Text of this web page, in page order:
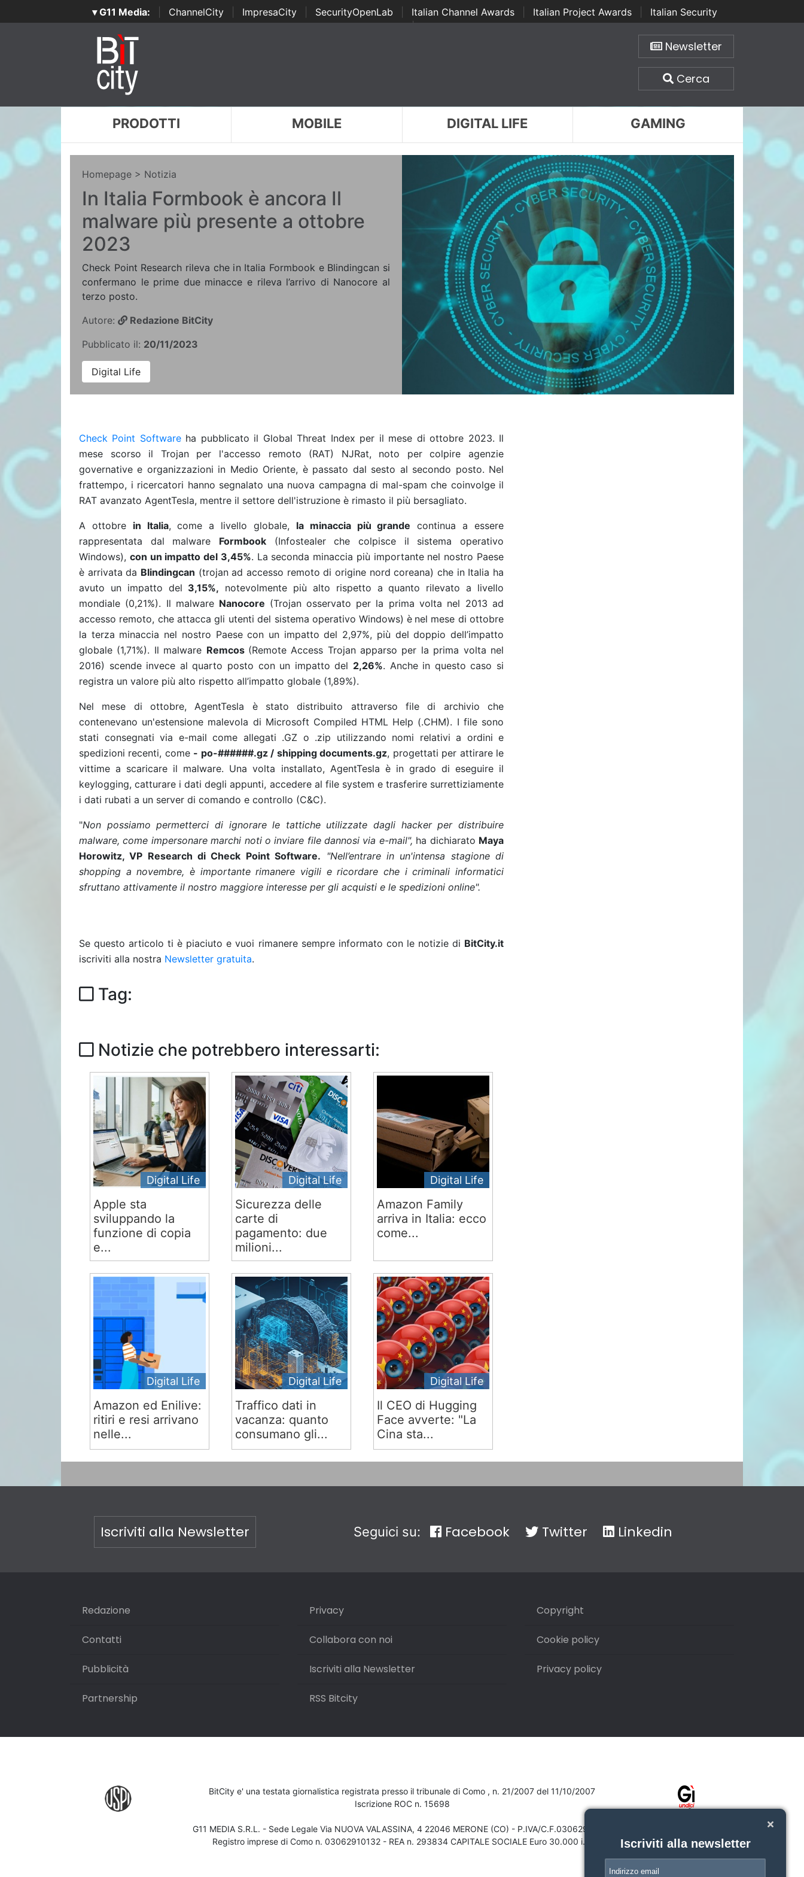
▾ G11 Media: ChannelCity ImpresaCity SecurityOpenLab Italian Channel Awards Italian Project Awards
Italian Security
Awards | ...
Newsletter
Cerca
PRODOTTI MOBILE DIGITAL LIFE GAMING
Homepage > Notizia
In Italia Formbook è ancora Il
malware più presente a ottobre
2023
Check Point Research rileva che in Italia Formbook e Blindingcan si
confermano le prime due minacce e rileva l’arrivo di Nanocore al
terzo posto.
Autore:
Redazione BitCity
Pubblicato il: 20/11/2023
Digital Life
Check Point Softwareha pubblicato il Global Threat Index per il mese di ottobre 2023. Il
mese scorso il Trojan per l'accesso remoto (RAT) NJRat, noto per colpire agenzie
governative e organizzazioni in Medio Oriente, è passato dal sesto al secondo posto. Nel
frattempo, i ricercatori hanno segnalato una nuova campagna di mal-spam che coinvolge il
RAT avanzato AgentTesla, mentre il settore dell'istruzione è rimasto il più bersagliato.
A ottobre in Italia, come a livello globale, la minaccia più grande continua a essere
rappresentata dal malware Formbook (Infostealer che colpisce il sistema operativo
Windows), con un impatto del 3,45%. La seconda minaccia più importante nel nostro Paese
è arrivata da Blindingcan (trojan ad accesso remoto di origine nord coreana) che in Italia ha
avuto un impatto del 3,15%, notevolmente più alto rispetto a quanto rilevato a livello
mondiale (0,21%). Il malware Nanocore (Trojan osservato per la prima volta nel 2013 ad
accesso remoto, che attacca gli utenti del sistema operativo Windows) è nel mese di ottobre
la terza minaccia nel nostro Paese con un impatto del 2,97%, più del doppio dell’impatto
globale (1,71%). Il malware Remcos (Remote Access Trojan apparso per la prima volta nel
2016) scende invece al quarto posto con un impatto del 2,26%. Anche in questo caso si
registra un valore più alto rispetto all’impatto globale (1,89%).
Nel mese di ottobre, AgentTesla è stato distribuito attraverso file di archivio che
contenevano un'estensione malevola di Microsoft Compiled HTML Help (.CHM). I file sono
stati consegnati via e-mail come allegati .GZ o .zip utilizzando nomi relativi a ordini e
spedizioni recenti, come - po-######.gz / shipping documents.gz, progettati per attirare le
vittime a scaricare il malware. Una volta installato, AgentTesla è in grado di eseguire il
keylogging, catturare i dati degli appunti, accedere al file system e trasferire surrettiziamente
i dati rubati a un server di comando e controllo (C&C).
"Non possiamo permetterci di ignorare le tattiche utilizzate dagli hacker per distribuire
malware, come impersonare marchi noti o inviare file dannosi via e-mail", ha dichiarato Maya
Horowitz, VP Research di Check Point Software. "Nell’entrare in un'intensa stagione di
shopping a novembre, è importante rimanere vigili e ricordare che i criminali informatici
sfruttano attivamente il nostro maggiore interesse per gli acquisti e le spedizioni online".
Se questo articolo ti è piaciuto e vuoi rimanere sempre informato con le notizie di BitCity.it
iscriviti alla nostra Newsletter gratuita.
Tag:
Notizie che potrebbero interessarti:
Digital Life
Apple sta
sviluppando la
funzione di copia
e...
Digital Life
Sicurezza delle
carte di
pagamento: due
milioni...
Digital Life
Amazon Family
arriva in Italia: ecco
come...
Digital Life
Amazon ed Enilive:
ritiri e resi arrivano
nelle...
Digital Life
Traffico dati in
vacanza: quanto
consumano gli...
Digital Life
Il CEO di Hugging
Face avverte: "La
Cina sta...
Iscriviti alla Newsletter Seguici su: Facebook Twitter Linkedin
Redazione
Contatti
Pubblicità
Partnership
Privacy
Collabora con noi
Iscriviti alla Newsletter
RSS Bitcity
Copyright
Cookie policy
Privacy policy
BitCity e' una testata giornalistica registrata presso il tribunale di Como , n. 21/2007 del 11/10/2007
Iscrizione ROC n. 15698
G11 MEDIA S.R.L. - Sede Legale Via NUOVA VALASSINA, 4 22046 MERONE (CO) - P.IVA/C.F.03062910132
Registro imprese di Como n. 03062910132 - REA n. 293834 CAPITALE SOCIALE Euro 30.000 i.v.
Iscriviti alla newsletter